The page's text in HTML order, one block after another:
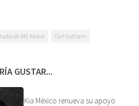
de MG Motor Carl Gotham
GUSTAR...
Kia México renueva su apoyo